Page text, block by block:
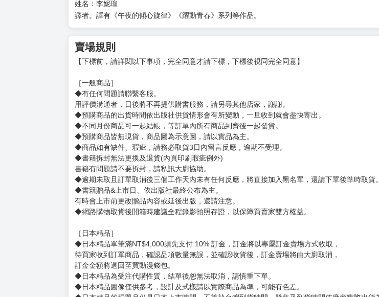
讓她依舊能每天吞雲吐霧、得過且過的生活著。
本作正是一部充滿人類業障的漫畫，
作者簡介
姓名：にゃんにゃんファクトリー
譯者簡介
姓名：李妮瑄
譯者。譯有《午夜的傾心旋律》《躍動青春》系列等作品。
賣場規則
【下標前，請詳閱以下事項，完全同意才請下標，下標後視同完全同意】
［一般商品］
◆有任何問題請聯繫客服。
用評價溝通者，日後將不再提供購書服務，請另尋其他店家，謝謝。
◆不同月份商品可一起結帳，等訂單內所有商品到齊後一起發貨。
◆預購商品皆無現貨，商品圖為示意圖，請以實品為主。
◆商品如有缺件、瑕疵，請務必取貨3日內留言反應，逾期不受理。
◆書籍拆封無法更換及退貨(內頁印刷瑕疵例外)
書籍有問題請不要拆封，請私訊大廚協助。
◆逾期未取且訂單取消後三個工作天內未有任何反應，將直接加入黑名單，還請下單後準時取貨。
◆書籍贈品&上市日、依出版社最終公布為主。